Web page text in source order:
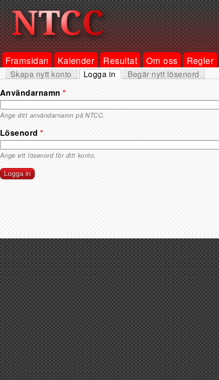
Framsidan Kalender Resultat Om oss Regler
Primära flikar
Skapa nytt konto
Logga in
Begär nytt lösenord
Användarnamn*
Ange ditt användarnamn på NTCC.
Lösenord*
Ange ett lösenord för ditt konto.